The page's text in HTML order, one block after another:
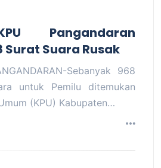
Pangandaran
Surat Suara Rusak
Sebanyak 968
untuk Pemilu ditemukan
(KPU) Kabupaten…